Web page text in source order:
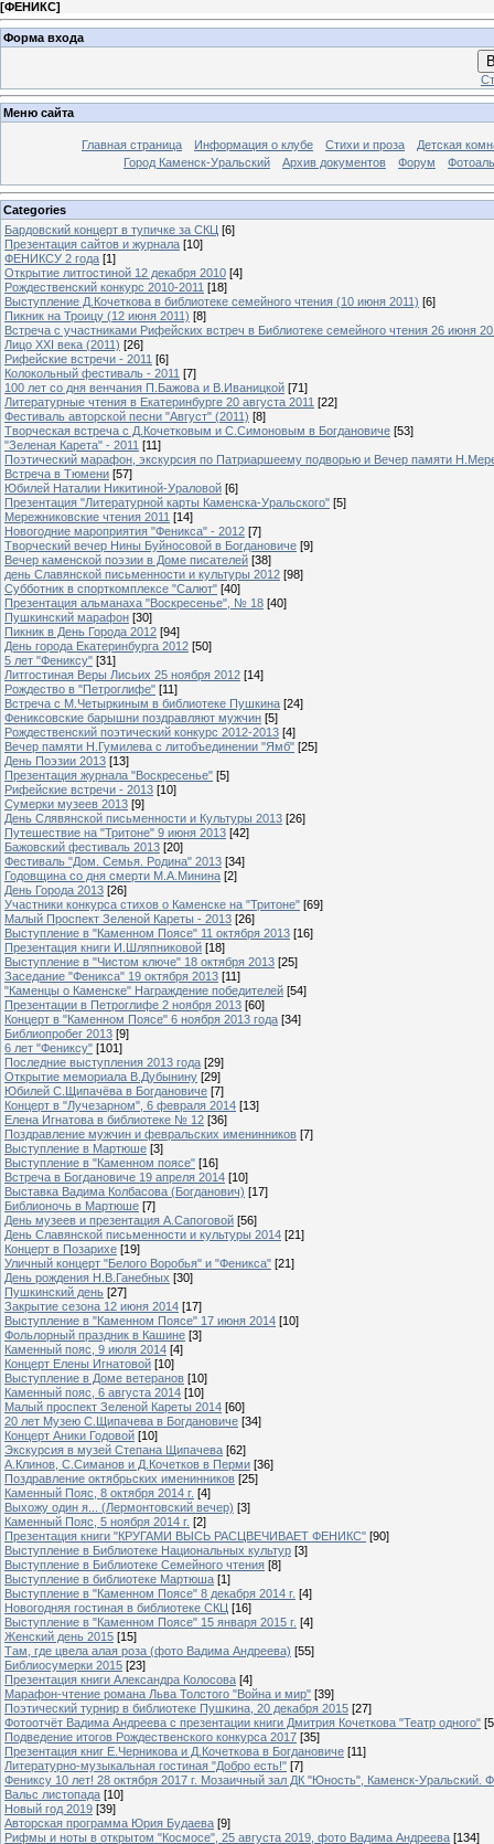
[ФЕНИКС]
Форма входа
Меню сайта
Главная страница Информация о клубе Стихи и проза
Детская
Город Каменск-Уральский
Архив документов Форум
Categories
Бардовский концерт в тупичке за СКЦ [6]
Презентация сайтов и журнала [10]
ФЕНИКСУ 2 года [1]
Открытие литгостиной 12 декабря 2010 [4]
Рождественский конкурс 2010-2011 [18]
Выступление Д.Кочеткова в библиотеке семейного чтения (10 июня 2011) [6]
Пикник на Троицу (12 июня 2011) [8]
Встреча с участниками Рифейских встреч в Библиотеке семейного чтения 26 июня
Лицо XXI века (2011) [26]
Рифейские встречи - 2011 [6]
Колокольный фестиваль - 2011 [7]
100 лет со дня венчания П.Бажова и В.Иваницкой [71]
Литературные чтения в Екатеринбурге 20 августа 2011 [22]
Фестиваль авторской песни "Август" (2011) [8]
Творческая встреча с Д.Кочетковым и С.Симоновым в Богдановиче [53]
"Зеленая Карета" - 2011 [11]
Поэтический марафон, экскурсия по Патриаршеему подворью и Вечер памяти
Встреча в Тюмени [57]
Юбилей Наталии Никитиной-Ураловой [6]
Презентация "Литературной карты Каменска-Уральского" [5]
Мережниковские чтения 2011 [14]
Новогодние мароприятия "Феникса" - 2012 [7]
Творческий вечер Нины Буйносовой в Богдановиче [9]
Вечер каменской поэзии в Доме писателей [38]
день Славянской письменности и культуры 2012 [98]
Субботник в спорткомплексе "Салют" [40]
Презентация альманаха "Воскресенье", № 18 [40]
Пушкинский марафон [30]
Пикник в День Города 2012 [94]
День города Екатеринбурга 2012 [50]
5 лет "Фениксу" [31]
Литгостиная Веры Лисьих 25 ноября 2012 [14]
Рождество в "Петроглифе" [11]
Встреча с М.Четыркиным в библиотеке Пушкина [24]
Фениксовские барышни поздравляют мужчин [5]
Рождественский поэтический конкурс 2012-2013 [4]
Вечер памяти Н.Гумилева с литобъединении "Ямб" [25]
День Поэзии 2013 [13]
Презентация журнала "Воскресенье" [5]
Рифейские встречи - 2013 [10]
Сумерки музеев 2013 [9]
День Слявянской письменности и Культуры 2013 [26]
Путешествие на "Тритоне" 9 июня 2013 [42]
Бажовский фестиваль 2013 [20]
Фестиваль "Дом. Семья. Родина" 2013 [34]
Годовщина со дня смерти М.А.Минина [2]
День Города 2013 [26]
Участники конкурса стихов о Каменске на "Тритоне" [69]
Малый Проспект Зеленой Кареты - 2013 [26]
Выступление в "Каменном Поясе" 11 октября 2013 [16]
Презентация книги И.Шляпниковой [18]
Выступление в "Чистом ключе" 18 октября 2013 [25]
Заседание "Феникса" 19 октября 2013 [11]
"Каменцы о Каменске" Награждение победителей [54]
Презентации в Петроглифе 2 ноября 2013 [60]
Концерт в "Каменном Поясе" 6 ноября 2013 года [34]
Библиопробег 2013 [9]
6 лет "Фениксу" [101]
Последние выступления 2013 года [29]
Открытие мемориала В.Дубынину [29]
Юбилей С.Щипачёва в Богдановиче [7]
Концерт в "Лучезарном", 6 февраля 2014 [13]
Елена Игнатова в библиотеке № 12 [36]
Поздравление мужчин и февральских именинников [7]
Выступление в Мартюше [3]
Выступление в "Каменном поясе" [16]
Встреча в Богдановиче 19 апреля 2014 [10]
Выставка Вадима Колбасова (Богданович) [17]
Библионочь в Мартюше [7]
День музеев и презентация А.Сапоговой [56]
День Славянской письменности и культуры 2014 [21]
Концерт в Позарихе [19]
Уличный концерт "Белого Воробья" и "Феникса" [21]
День рождения Н.В.Ганебных [30]
Пушкинский день [27]
Закрытие сезона 12 июня 2014 [17]
Выступление в "Каменном Поясе" 17 июня 2014 [10]
Фольлорный праздник в Кашине [3]
Каменный пояс, 9 июля 2014 [4]
Концерт Елены Игнатовой [10]
Выступление в Доме ветеранов [10]
Каменный пояс, 6 августа 2014 [10]
Малый проспект Зеленой Кареты 2014 [60]
20 лет Музею С.Щипачева в Богдановиче [34]
Концерт Аники Годовой [10]
Экскурсия в музей Степана Щипачева [62]
А.Клинов, С.Симанов и Д.Кочетков в Перми [36]
Поздравление октябрьских именинников [25]
Каменный Пояс, 8 октября 2014 г. [4]
Выхожу один я... (Лермонтовский вечер) [3]
Каменный Пояс, 5 ноября 2014 г. [2]
Презентация книги "КРУГАМИ ВЫСЬ РАСЦВЕЧИВАЕТ ФЕНИКС" [90]
Выступление в Библиотеке Национальных культур [3]
Выступление в Библиотеке Семейного чтения [8]
Выступление в библиотеке Мартюша [1]
Выступление в "Каменном Поясе" 8 декабря 2014 г. [4]
Новогодняя гостиная в библиотеке СКЦ [16]
Выступление в "Каменном Поясе" 15 января 2015 г. [4]
Женский день 2015 [15]
Там, где цвела алая роза (фото Вадима Андреева) [55]
Библиосумерки 2015 [23]
Презентация книги Александра Колосова [4]
Марафон-чтение романа Льва Толстого "Война и мир" [39]
Поэтический турнир в библиотеке Пушкина, 20 декабря 2015 [27]
Фотоотчёт Вадима Андреева с презентации книги Дмитрия Кочеткова "Театр одного"
Подведение итогов Рождественского конкурса 2017 [35]
Презентация книг Е.Черникова и Д.Кочеткова в Богдановиче [11]
Литературно-музыкальная гостиная "Добро есть!" [7]
Фениксу 10 лет! 28 октября 2017 г. Мозаичный зал ДК "Юность", Каменск-Уральский.
Вальс листопада [10]
Новый год 2019 [39]
Авторская программа Юрия Будаева [9]
Рифмы и ноты в открытом "Космосе", 25 августа 2019, фото Вадима Андреева [134]